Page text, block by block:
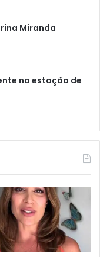
Miranda
na estação de